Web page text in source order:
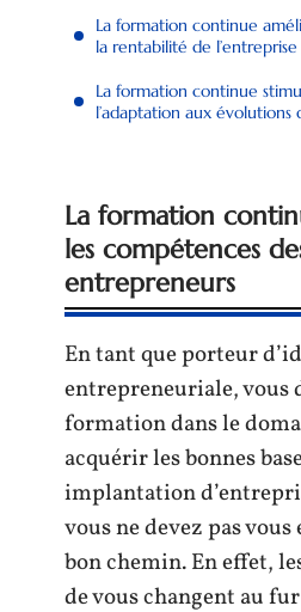
La formation continue
la rentabilité de l’entreprise
La formation continue
l’adaptation aux évolutions
La formation
les compétences
entrepreneurs
En tant que porteur
entrepreneuriale, vous
formation dans le
acquérir les bonnes
implantation
vous ne devez pas
bon chemin. En effet,
de vous changent au